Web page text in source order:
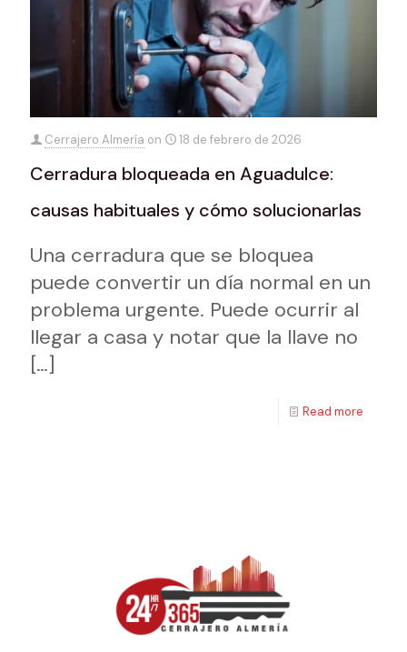
Cerrajero Almería on 18 de febrero de 2026
Cerradura bloqueada en Aguadulce:
causas habituales y cómo solucionarlas
Una cerradura que se bloquea
puede convertir un día normal en un
problema urgente. Puede ocurrir al
llegar a casa y notar que la llave no
[…]
Read more